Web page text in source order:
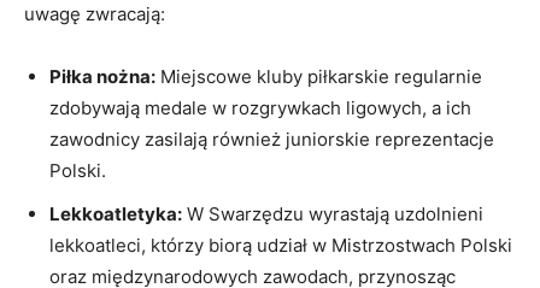
uwagę zwracają:
Piłka nożna: Miejscowe kluby piłkarskie regularnie
zdobywają medale w rozgrywkach ligowych, a ich
zawodnicy zasilają również juniorskie reprezentacje
Polski.
Lekkoatletyka: W Swarzędzu wyrastają uzdolnieni
lekkoatleci, którzy biorą udział w Mistrzostwach Polski
oraz międzynarodowych zawodach, przynosząc